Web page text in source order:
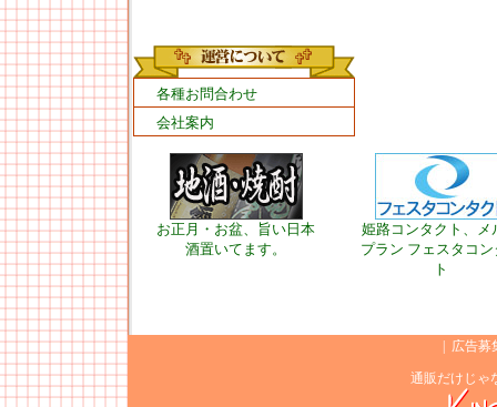
各種お問合わせ
会社案内
お正月・お盆、旨い日本
酒置いてます。
姫路コンタクト、メ
プラン フェスタコン
ト
広告募
通販だけじゃ